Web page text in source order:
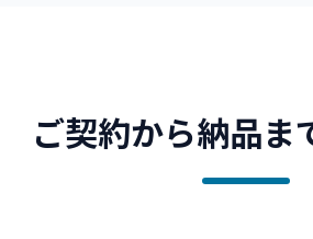
ご契約から納品ま